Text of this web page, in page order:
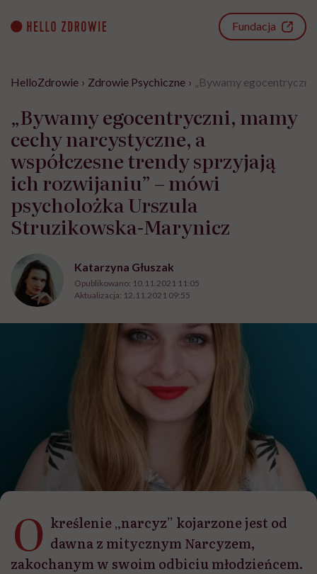
content
Fundacja
HelloZdrowie › Zdrowie Psychiczne › „Bywamy
„Bywamy egocentryczni, mamy
cechy narcystyczne, a
współczesne trendy sprzyjają
ich rozwijaniu” – mówi
psycholożka Urszula
Struzikowska-Marynicz
Katarzyna Głuszak
Opublikowano: 10.11.2021 11:05
Aktualizacja: 12.11.2021 09:55
O kreślenie „narcyz” kojarzone jest od
dawna z mitycznym Narcyzem,
zakochanym w swoim odbiciu młodzieńcem.